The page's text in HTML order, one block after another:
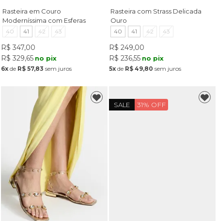
Rasteira em Couro
Moderníssima com Esferas
Cromadas Preto
40 41 42 43
R$ 347,00
R$ 329,65 no pix
6xde R$ 57,83 sem juros
Rasteira com Strass Delicada
Ouro
40 41 42 43
R$ 249,00
R$ 236,55 no pix
5x de R$ 49,80 sem juros
SALE 31% OFF